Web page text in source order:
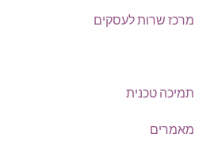
מרכז שרות לעסקים
תמיכה טכנית
מאמרים